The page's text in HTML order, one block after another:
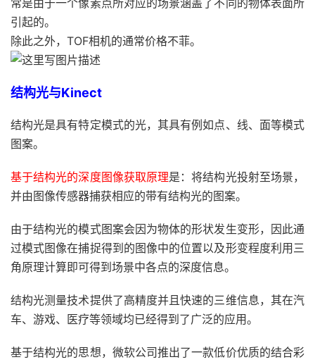
常是由于一个像素点所对应的场景涵盖了不同的物体表面所
引起的。
除此之外，TOF相机的通常价格不菲。
结构光与Kinect
结构光是具有特定模式的光，其具有例如点、线、面等模式
图案。
基于结构光的深度图像获取原理是：将结构光投射至场景，
并由图像传感器捕获相应的带有结构光的图案。
由于结构光的模式图案会因为物体的形状发生变形，因此通
过模式图像在捕捉得到的图像中的位置以及形变程度利用三
角原理计算即可得到场景中各点的深度信息。
结构光测量技术提供了高精度并且快速的三维信息，其在汽
车、游戏、医疗等领域均已经得到了广泛的应用。
基于结构光的思想，微软公司推出了一款低价优质的结合彩